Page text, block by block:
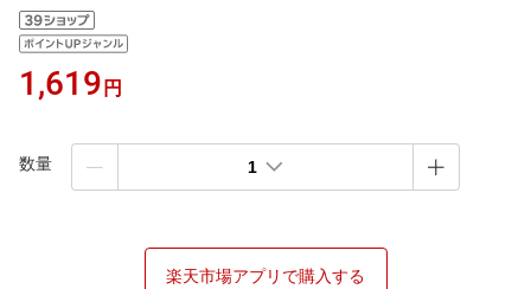
1,619 円
数量 1
楽天市場アプリで購入する